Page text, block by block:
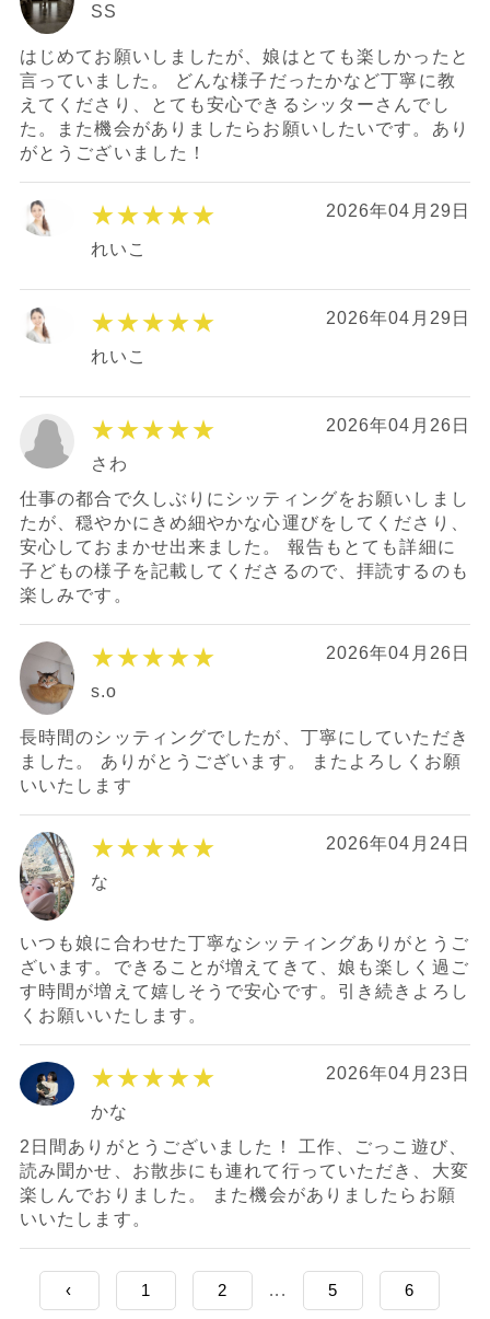
SS
はじめてお願いしましたが、娘はとても楽しかったと
言っていました。 どんな様子だったかなど丁寧に教
えてくださり、とても安心できるシッターさんでし
た。また機会がありましたらお願いしたいです。あり
がとうございました！
★★★★★ 2026年04月29日
れいこ
★★★★★ 2026年04月29日
れいこ
★★★★★ 2026年04月26日
さわ
仕事の都合で久しぶりにシッティングをお願いしまし
たが、穏やかにきめ細やかな心運びをしてくださり、
安心しておまかせ出来ました。 報告もとても詳細に
子どもの様子を記載してくださるので、拝読するのも
楽しみです。
★★★★★ 2026年04月26日
s.o
長時間のシッティングでしたが、丁寧にしていただき
ました。 ありがとうございます。 またよろしくお願
いいたします
★★★★★ 2026年04月24日
な
いつも娘に合わせた丁寧なシッティングありがとうご
ざいます。できることが増えてきて、娘も楽しく過ご
す時間が増えて嬉しそうで安心です。引き続きよろし
くお願いいたします。
★★★★★ 2026年04月23日
かな
2日間ありがとうございました！ 工作、ごっこ遊び、
読み聞かせ、お散歩にも連れて行っていただき、大変
楽しんでおりました。 また機会がありましたらお願
いいたします。
‹ 1 2 ... 5 6